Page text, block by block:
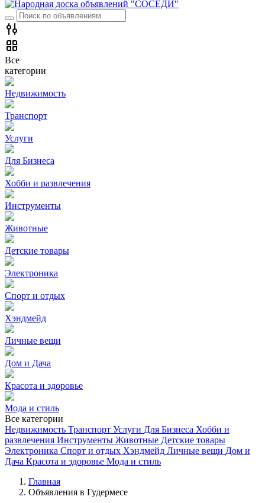
Все
категории
Недвижимость
Транспорт
Услуги
Для Бизнеса
Хобби и развлечения
Инструменты
Животные
Детские товары
Электроника
Спорт и отдых
Хэндмейд
Личные вещи
Дом и Дача
Красота и здоровье
Мода и стиль
Все категории
Недвижимость Транспорт Услуги Для Бизнеса Хобби и
развлечения Инструменты Животные Детские товары
Электроника Спорт и отдых Хэндмейд Личные вещи Дом и
Дача Красота и здоровье Мода и стиль
Главная
Объявления в Гудермесе